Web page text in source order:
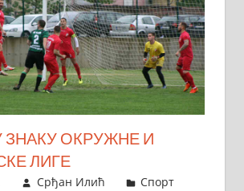
ЗНАКУ ОКРУЖНЕ И
ЛИГЕ
Срђан Илић
Спорт